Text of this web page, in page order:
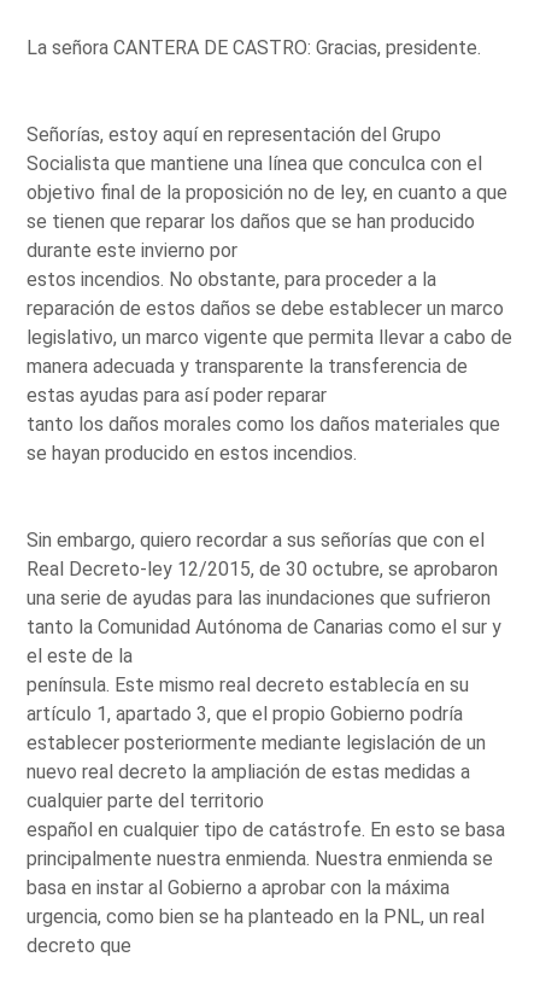
La señora CANTERA DE CASTRO: Gracias, presidente.
Señorías, estoy aquí en representación del Grupo
Socialista que mantiene una línea que conculca con el
objetivo final de la proposición no de ley, en cuanto a que
se tienen que reparar los daños que se han producido
durante este invierno por
estos incendios. No obstante, para proceder a la
reparación de estos daños se debe establecer un marco
legislativo, un marco vigente que permita llevar a cabo de
manera adecuada y transparente la transferencia de
estas ayudas para así poder reparar
tanto los daños morales como los daños materiales que
se hayan producido en estos incendios.
Sin embargo, quiero recordar a sus señorías que con el
Real Decreto-ley 12/2015, de 30 octubre, se aprobaron
una serie de ayudas para las inundaciones que sufrieron
tanto la Comunidad Autónoma de Canarias como el sur y
el este de la
península. Este mismo real decreto establecía en su
artículo 1, apartado 3, que el propio Gobierno podría
establecer posteriormente mediante legislación de un
nuevo real decreto la ampliación de estas medidas a
cualquier parte del territorio
español en cualquier tipo de catástrofe. En esto se basa
principalmente nuestra enmienda. Nuestra enmienda se
basa en instar al Gobierno a aprobar con la máxima
urgencia, como bien se ha planteado en la PNL, un real
decreto que